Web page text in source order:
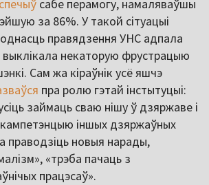
сабе перамогу, намаляваўшы
за 86%. У такой сітуацыі
правядзення УНС адпала
некаторую фрустрацыю
Сам жа кіраўнік усё яшчэ
пра ролю гэтай інстытуцыі:
займаць сваю нішу ў дзяржаве і
іншых дзяржаўных
праводзіць новыя нарады,
«трэба пачаць з
працэсаў».